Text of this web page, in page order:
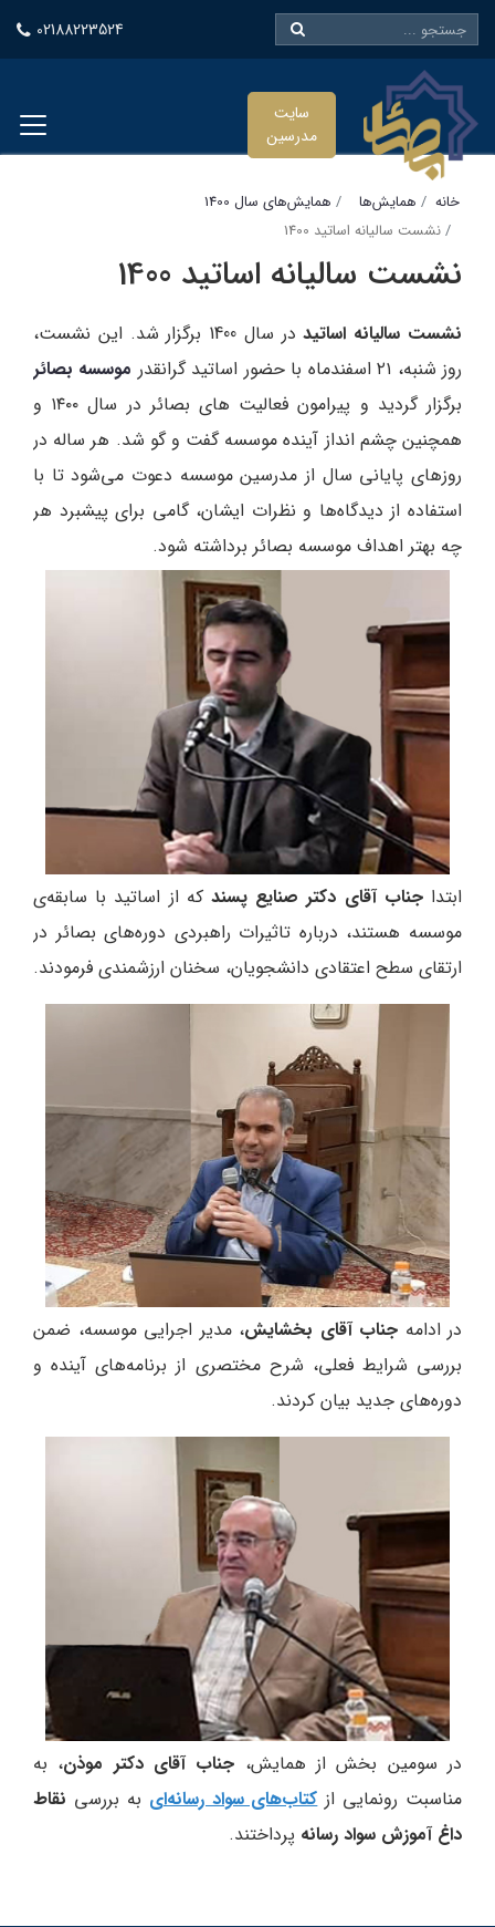
02188223524
سایت
مدرسین
خانه همایش‌ها
همایش‌های سال 1400
نشست سالیانه اساتید 1400
نشست سالیانه اساتید 1400
نشست سالیانه اساتید
در سال 1400 برگزار شد. این نشست،
روز شنبه، ۲۱ اسفندماه با حضور اساتید گرانقدر
موسسه بصائر
برگزار گردید و پیرامون فعالیت های بصائر در سال ۱۴۰۰ و
همچنین چشم انداز آینده موسسه گفت و گو شد. هر ساله در
روزهای پایانی سال از مدرسین موسسه دعوت می‌شود تا با
استفاده از دیدگاه‌ها و نظرات ایشان، گامی برای پیشبرد هر
چه بهتر اهداف موسسه بصائر برداشته شود.
ابتداجناب آقای دکتر صنایع پسند که از اساتید با سابقه‌ی
موسسه هستند، درباره تاثیرات راهبردی دوره‌های بصائر در
ارتقای سطح اعتقادی دانشجویان، سخنان ارزشمندی فرمودند.
در ادامه جناب آقای بخشایش، مدیر اجرایی موسسه، ضمن
بررسی شرایط فعلی، شرح مختصری از برنامه‌های آینده و
دوره‌های جدید بیان کردند.
در سومین بخش از همایش، جناب آقای دکتر موذن، به
مناسبت رونمایی ازکتاب‌های سواد رسانه‌ای به بررسی نقاط
داغ آموزش سواد رسانه پرداختند.